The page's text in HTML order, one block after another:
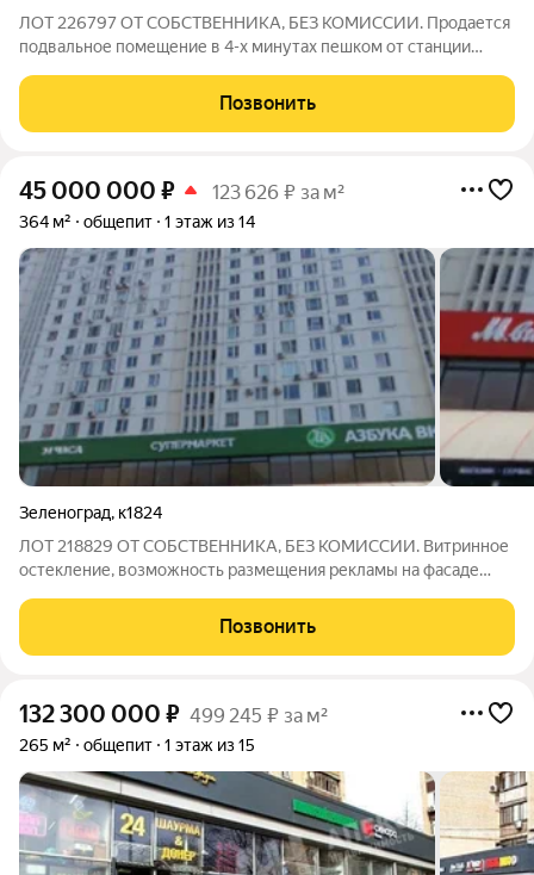
ЛОТ 226797 ОТ СОБСТВЕННИКА, БЕЗ КОМИССИИ. Продается
подвальное помещение в 4-х минутах пешком от станции
под магазины, ПВЗ, склад и другие виды бизнеса.
Электричество 15 кВт, но может быть
Позвонить
45 000 000 ₽ 123 626 ₽ за м²
364 м² общепит 1 этаж из 14
Зеленоград, к1824
ЛОТ 218829 ОТ СОБСТВЕННИКА, БЕЗ КОМИССИИ. Витринное
остекление, возможность размещения рекламы на фасаде
помещение), все центральные коммуникации. Помещения
расположены в зоне интенсивного
Позвонить
132 300 000 ₽ 499 245 ₽ за м²
265 м² общепит 1 этаж из 15